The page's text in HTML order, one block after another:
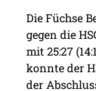
Die Füchse
gegen die
mit 25:27
konnte der
der